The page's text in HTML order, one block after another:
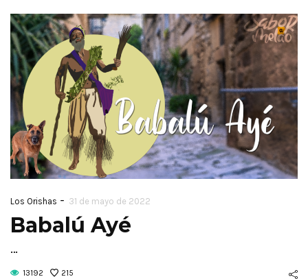
Los Orishas - 31 de mayo de 2022
Babalú Ayé
…
13192 215